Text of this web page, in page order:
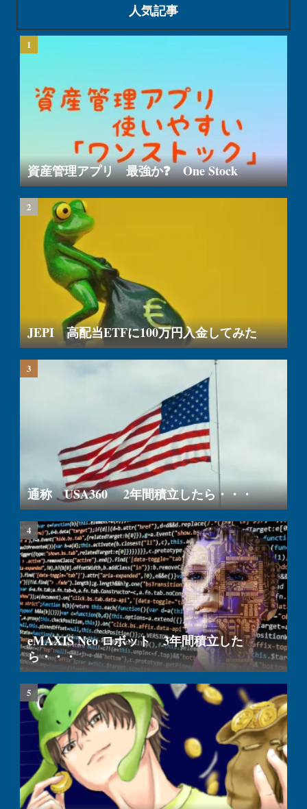
人気記事
資産管理アプリ 最強か❓ One Stock
JEPI 高配当ETFに100万円入金してみた
通称 USA360 2年間積立したら・・・
eMAXIS Neo ロボット 3年間積立した
ら・・・